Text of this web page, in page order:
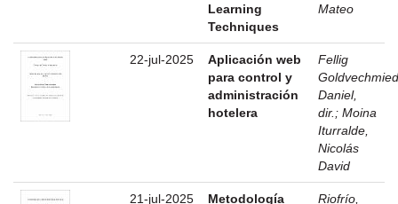
Learning
Techniques
Mateo
22-jul-2025
Aplicación web
para control y
administración
hotelera
Fellig
Daniel,
dir. ; Moina
Iturralde,
Nicolás
David
21-jul-2025 Metodología Riofrío,